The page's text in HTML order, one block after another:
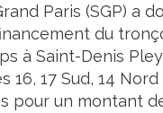
Paris (SGP) a
du
à Saint-Denis
16, 17 Sud, 14
pour un montant